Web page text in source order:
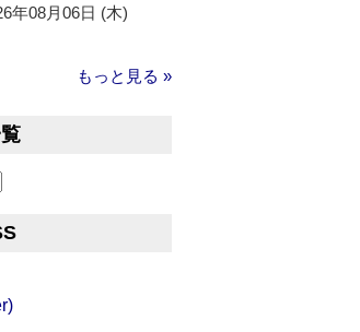
年08月06日 (木)
もっと見る »